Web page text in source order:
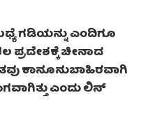
ಗಡಿಯನ್ನು ಎಂದಿಗೂ
ಪ್ರದೇಶಕ್ಕೆ ಚೀನಾದ
ಕಾನೂನುಬಾಹಿರವಾಗಿ
ಎಂದು ಲಿನ್